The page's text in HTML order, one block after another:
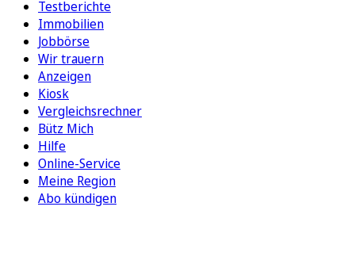
Testberichte
Immobilien
Jobbörse
Wir trauern
Anzeigen
Kiosk
Vergleichsrechner
Bütz Mich
Hilfe
Online-Service
Meine Region
Abo kündigen